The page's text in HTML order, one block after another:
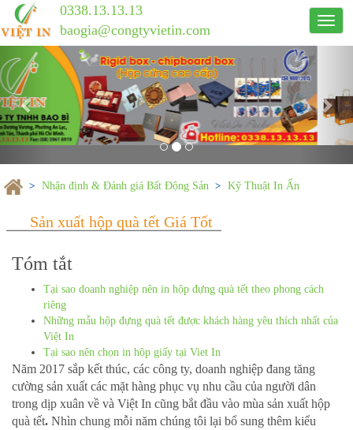
Công
ty
In
0338.13.13.13
baogia@congtyvietin.com
Previous
Sản xuất hộp quà tết Giá Tốt
Tóm tắt
Tại sao doanh nghiệp nên in hộp đựng quà tết theo phong cách
riêng
Những mẫu hộp đựng quà tết được khách hàng yêu thích nhất của
Việt In
Tại sao nên chọn in hộp giấy tại Viet In
Năm 2017 sắp kết thúc, các công ty, doanh nghiệp đang tăng
cường sản xuất các mặt hàng phục vụ nhu cầu của người dân
trong dịp xuân về và Việt In cũng bắt đầu vào mùa sản xuất hộp
quà tết. Nhìn chung mỗi năm chúng tôi lại bổ sung thêm kiểu